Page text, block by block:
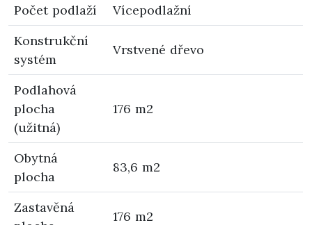
Počet podlaží
Vícepodlažní
Konstrukční
systém
Vrstvené dřevo
Podlahová
plocha
(užitná)
176 m2
Obytná
plocha
83,6 m2
Zastavěná
176 m2